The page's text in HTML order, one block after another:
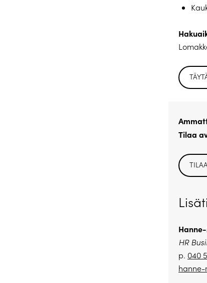
Tilaa
HR
p. 040
hanne-